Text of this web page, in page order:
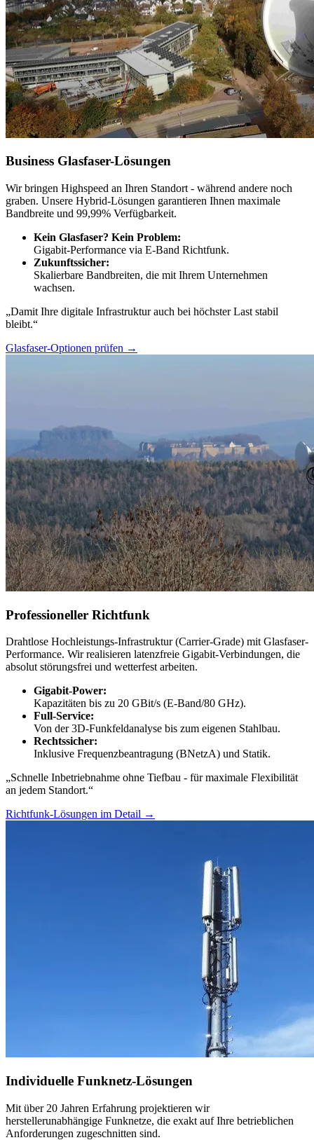
Business Glasfaser-Lösungen
Wir bringen Highspeed an Ihren Standort - während andere noch
graben. Unsere Hybrid-Lösungen garantieren Ihnen maximale
Bandbreite und 99,99% Verfügbarkeit.
Kein Glasfaser? Kein Problem:
Gigabit-Performance via E-Band Richtfunk.
Zukunftssicher:
Skalierbare Bandbreiten, die mit Ihrem Unternehmen
wachsen.
„Damit Ihre digitale Infrastruktur auch bei höchster Last stabil
bleibt.“
Glasfaser-Optionen prüfen →
Professioneller Richtfunk
Drahtlose Hochleistungs-Infrastruktur (Carrier-Grade) mit Glasfaser-
Performance. Wir realisieren latenzfreie Gigabit-Verbindungen, die
absolut störungsfrei und wetterfest arbeiten.
Gigabit-Power:
Kapazitäten bis zu 20 GBit/s (E-Band/80 GHz).
Full-Service:
Von der 3D-Funkfeldanalyse bis zum eigenen Stahlbau.
Rechtssicher:
Inklusive Frequenzbeantragung (BNetzA) und Statik.
„Schnelle Inbetriebnahme ohne Tiefbau - für maximale Flexibilität
an jedem Standort.“
Richtfunk-Lösungen im Detail →
Individuelle Funknetz-Lösungen
Mit über 20 Jahren Erfahrung projektieren wir
herstellerunabhängige Funknetze, die exakt auf Ihre betrieblichen
Anforderungen zugeschnitten sind.